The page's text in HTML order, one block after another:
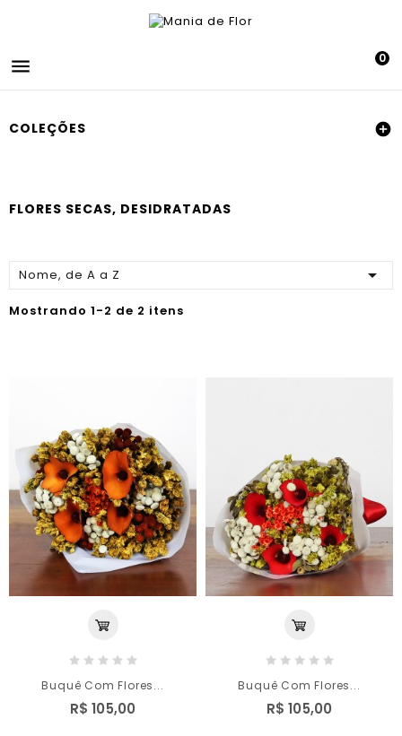
 0
COLEÇÕES 
FLORES SECAS, DESIDRATADAS
Nome, de A a Z 
Mostrando 1-2 de 2 itens
Buquê Com Flores...
R$ 105,00
Buquê Com Flores...
R$ 105,00